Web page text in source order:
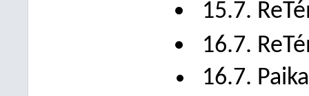
15.7.
16.7.
16.7.